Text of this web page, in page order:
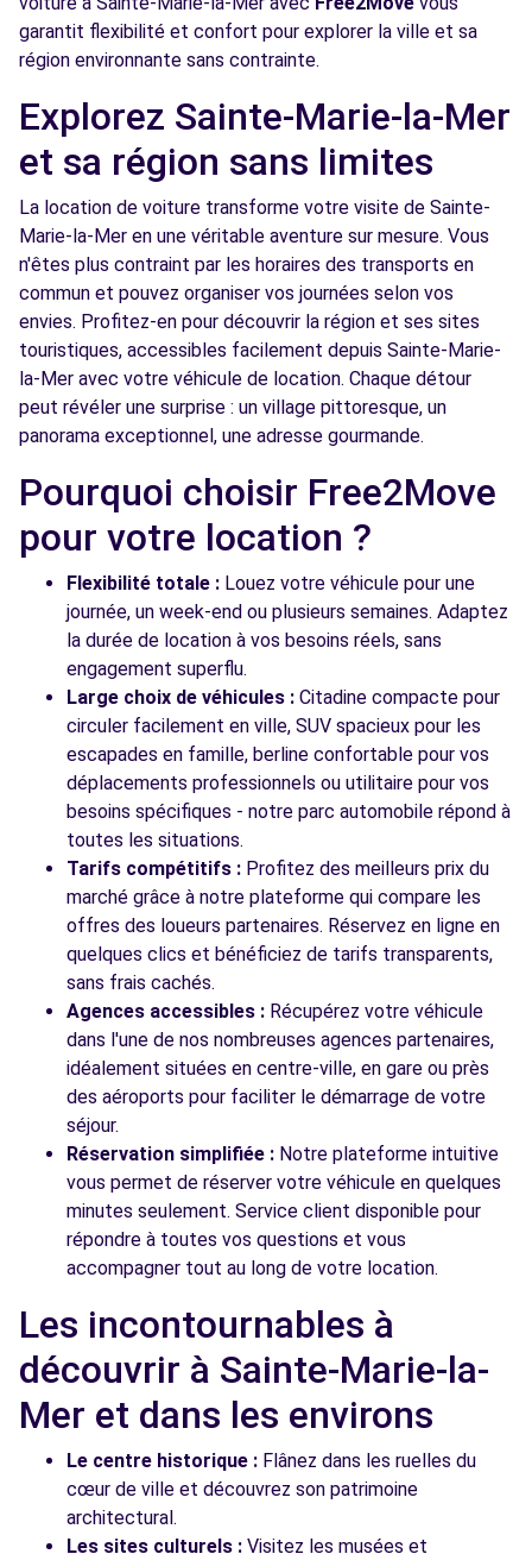
PERPIGNAN, FR-66, 66100
Voir l'agence
Free2move Rent - TRESSOL CHABRIER SAS
- PERPIGNAN (DS)
ESPACE AUTOMOBILE - CHEMIN DE LA FAUCEILLE - BP
1063
PERPIGNAN CEDEX, FR-66, 66100
Voir l'agence
Free2move Rent - AUTO 66 - PERPIGNAN
(O)
11.8
km
303 chemin de la Fauceille
Voir l'agence
Free2move Rent - PRESTIGE AUTOMOBILE -
LG RENT - PERPIGNAN
11.9
Chemin de la Fauceille
Perpignan, 66100
Voir toutes les agences
garantit flexibilité et confort pour explorer la ville et sa
région environnante sans contrainte.
Explorez Sainte-Marie-la-Mer
et sa région sans limites
La location de voiture transforme votre visite de Sainte-
Marie-la-Mer en une véritable aventure sur mesure. Vous
n'êtes plus contraint par les horaires des transports en
commun et pouvez organiser vos journées selon vos
envies. Profitez-en pour découvrir la région et ses sites
touristiques, accessibles facilement depuis Sainte-Marie-
la-Mer avec votre véhicule de location. Chaque détour
peut révéler une surprise : un village pittoresque, un
panorama exceptionnel, une adresse gourmande.
Pourquoi choisir Free2Move
pour votre location ?
Flexibilité totale : Louez votre véhicule pour une
journée, un week-end ou plusieurs semaines. Adaptez
la durée de location à vos besoins réels, sans
engagement superflu.
Large choix de véhicules : Citadine compacte pour
circuler facilement en ville, SUV spacieux pour les
escapades en famille, berline confortable pour vos
déplacements professionnels ou utilitaire pour vos
besoins spécifiques - notre parc automobile répond à
toutes les situations.
Tarifs compétitifs : Profitez des meilleurs prix du
marché grâce à notre plateforme qui compare les
offres des loueurs partenaires. Réservez en ligne en
quelques clics et bénéficiez de tarifs transparents,
sans frais cachés.
Agences accessibles : Récupérez votre véhicule
dans l'une de nos nombreuses agences partenaires,
idéalement situées en centre-ville, en gare ou près
des aéroports pour faciliter le démarrage de votre
séjour.
Réservation simplifiée : Notre plateforme intuitive
vous permet de réserver votre véhicule en quelques
minutes seulement. Service client disponible pour
répondre à toutes vos questions et vous
accompagner tout au long de votre location.
Les incontournables à
découvrir à Sainte-Marie-la-
Mer et dans les environs
Le centre historique : Flânez dans les ruelles du
cœur de ville et découvrez son patrimoine
architectural.
Les sites culturels : Visitez les musées et